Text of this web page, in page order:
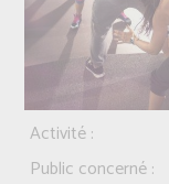
Activité :
Public concerné :